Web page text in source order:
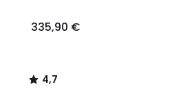
335,90 €
4,7
/